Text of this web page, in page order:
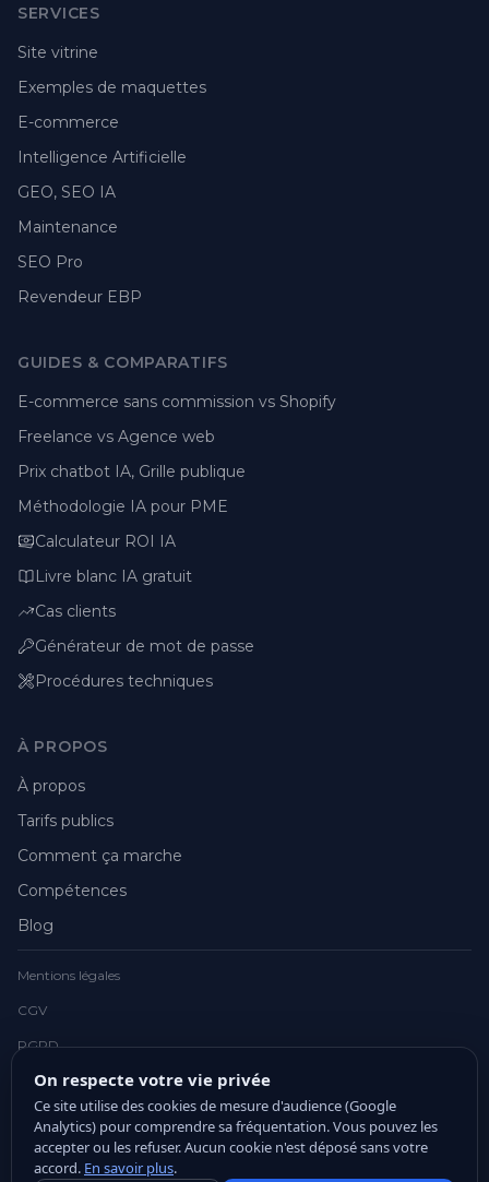
SERVICES
Site vitrine
Exemples de maquettes
E-commerce
Intelligence Artificielle
GEO, SEO IA
Maintenance
SEO Pro
Revendeur EBP
GUIDES & COMPARATIFS
E-commerce sans commission vs Shopify
Freelance vs Agence web
Prix chatbot IA, Grille publique
Méthodologie IA pour PME
Calculateur ROI IA
Livre blanc IA gratuit
Cas clients
Générateur de mot de passe
Procédures techniques
À PROPOS
À propos
Tarifs publics
Comment ça marche
Compétences
Blog
Mentions légales
CGV
RGPD
© 2026 Julien Chrétien. Tous droits réservés.
Webmaster freelance, Béthune, Arras, Lille, Lens
On respecte votre vie privée
Ce site utilise des cookies de mesure d'audience (Google
Analytics) pour comprendre sa fréquentation. Vous pouvez les
accepter ou les refuser. Aucun cookie n'est déposé sans votre
accord. En savoir plus.